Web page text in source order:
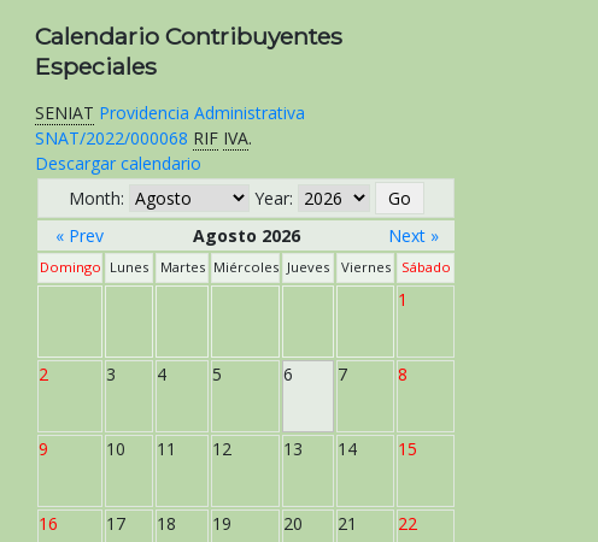
Calendario Contribuyentes
Especiales
SENIAT Providencia Administrativa
SNAT/2022/000068 RIF IVA.
Descargar calendario
Month:
Year:
« Prev
Agosto 2026 Next »
Domingo Lunes Martes Miércoles Jueves Viernes Sábado
1
2 3 4 5 6 7 8
9 10 11 12 13 14 15
16 17 18 19 20 21 22